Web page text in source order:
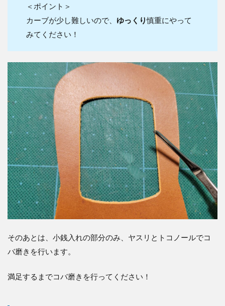
＜ポイント＞
カーブが少し難しいので、 ゆっくり慎重にやって
みてください！
そのあとは、小銭入れの部分のみ、ヤスリとトコノールでコ
バ磨きを行います。
満足するまでコバ磨きを行ってください！